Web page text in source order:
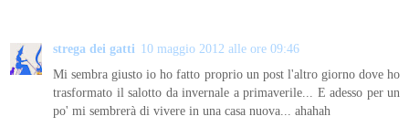
strega dei gatti 10 maggio 2012 alle ore 09:46
Mi sembra giusto io ho fatto proprio un post l'altro giorno dove ho
trasformato il salotto da invernale a primaverile... E adesso per un
po' mi sembrerà di vivere in una casa nuova... ahahah